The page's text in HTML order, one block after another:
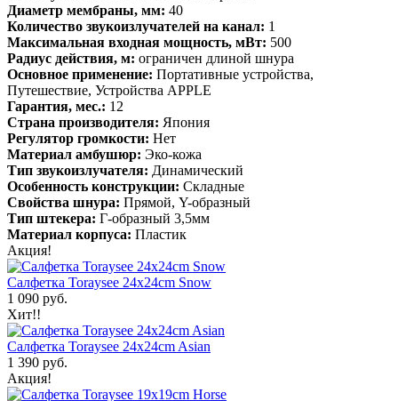
Диаметр мембраны, мм: 40
Количество звукоизлучателей на канал: 1
Максимальная входная мощность, мВт: 500
Радиус действия, м: ограничен длиной шнура
Основное применение: Портативные устройства,
Путешествие, Устройства APPLE
Гарантия, мес.: 12
Страна производителя: Япония
Регулятор громкости: Нет
Материал амбушюр: Эко-кожа
Тип звукоизлучателя: Динамический
Особенность конструкции: Складные
Свойства шнура: Прямой, Y-образный
Тип штекера: Г-образный 3,5мм
Материал корпуса: Пластик
Акция!
Салфетка Toraysee 24x24cm Snow
1 090 руб.
Хит!!
Салфетка Toraysee 24x24cm Asian
1 390 руб.
Акция!